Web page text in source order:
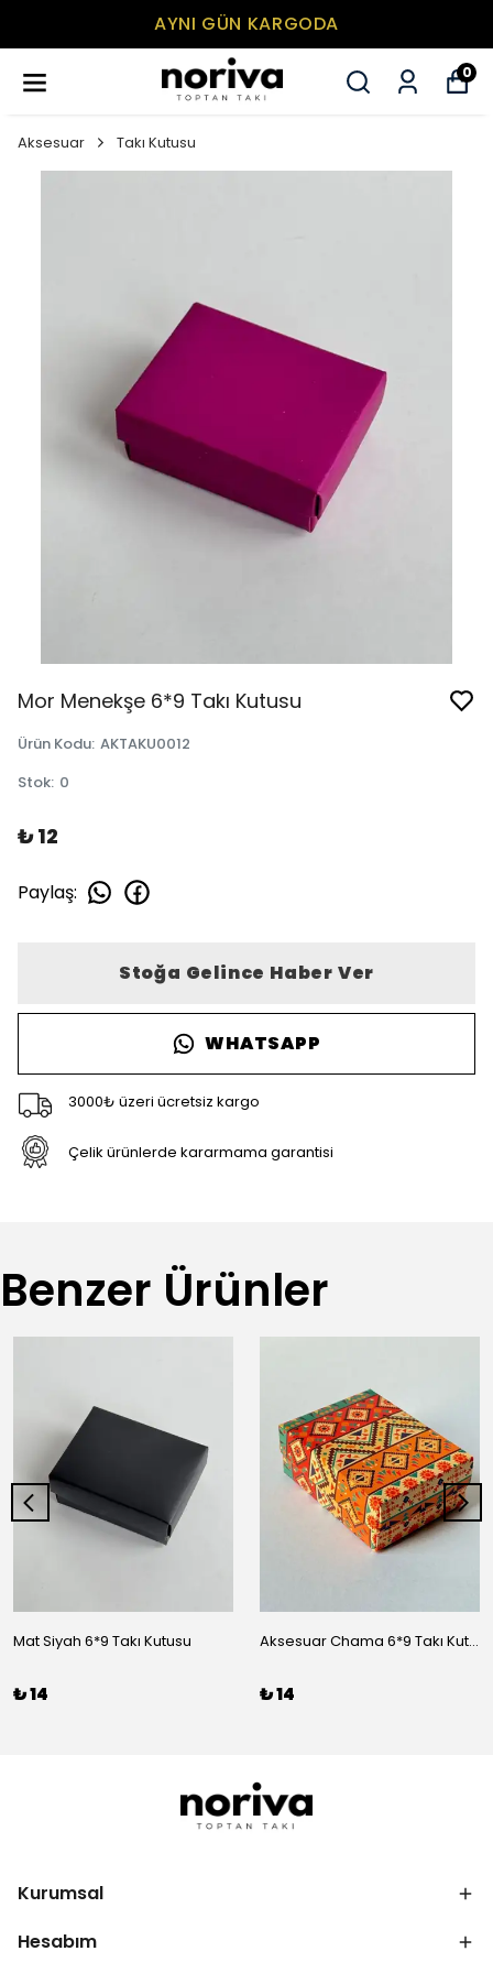
AYNI GÜN KARGODA
0
Aksesuar Takı Kutusu
Mor Menekşe 6*9 Takı Kutusu
Ürün Kodu: AKTAKU0012
Stok: 0
₺ 12
Paylaş:
Stoğa Gelince Haber Ver
WHATSAPP
3000₺ üzeri ücretsiz kargo
Çelik ürünlerde kararmama garantisi
Benzer Ürünler
Mat Siyah 6*9 Takı Kutusu
₺ 14
Aksesuar Chama 6*9 Takı Kutusu
₺ 14
Kurumsal
Hesabım